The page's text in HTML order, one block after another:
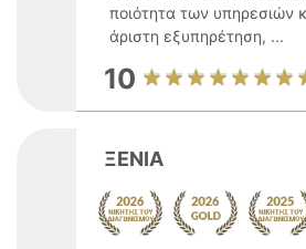
ποιότητα των υπηρεσιών
άριστη εξυπηρέτηση, ...
10
ΞΕΝΙΑ